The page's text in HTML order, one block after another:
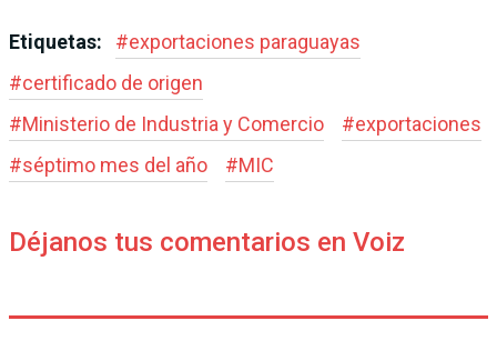
Etiquetas: #exportaciones paraguayas
#certificado de origen
#Ministerio de Industria y Comercio #exportaciones
#séptimo mes del año #MIC
Déjanos tus comentarios en Voiz